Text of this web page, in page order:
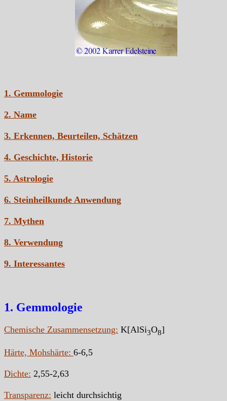
1. Gemmologie
2. Name
3. Erkennen, Beurteilen, Schätzen
4. Geschichte, Historie
5. Astrologie
6. Steinheilkunde Anwendung
7. Mythen
8. Verwendung
9. Interessantes
1. Gemmologie
Chemische Zusammensetzung: K[AlSi3O8]
Härte, Mohshärte: 6-6,5
Dichte: 2,55-2,63
Transparenz: leicht durchsichtig